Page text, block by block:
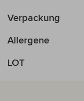
Verpackung
Allergene
LOT